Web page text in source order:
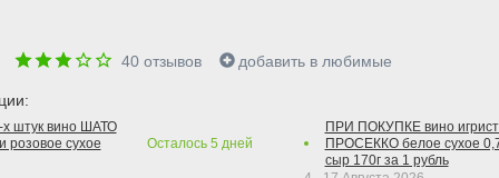
40отзывов добавить в любимые
х штук вино ШАТО
сухое
Осталось 5 дней
ПРИ ПОКУПКЕ вино
ПРОСЕККО белое сухое
сыр 170г за 1 рубль